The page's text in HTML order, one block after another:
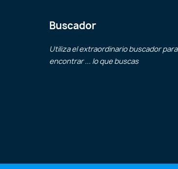
Buscador
Utiliza el extraordinario buscador para
encontrar ... lo que buscas